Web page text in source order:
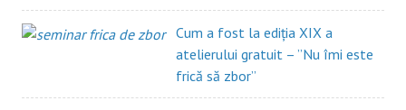
Cum a fost la ediția XIX a
atelierului gratuit – ”Nu îmi este
frică să zbor”